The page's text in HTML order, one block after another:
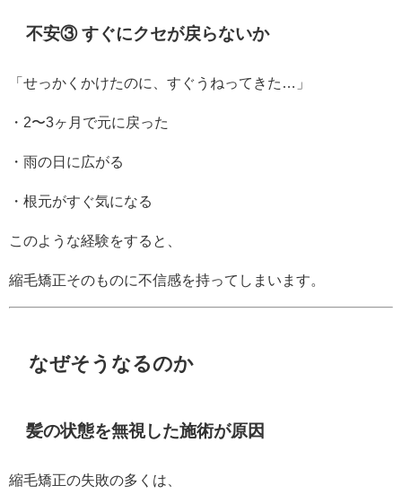
不安③ すぐにクセが戻らないか
「せっかくかけたのに、すぐうねってきた…」
・2〜3ヶ月で元に戻った
・雨の日に広がる
・根元がすぐ気になる
このような経験をすると、
縮毛矯正そのものに不信感を持ってしまいます。
なぜそうなるのか
髪の状態を無視した施術が原因
縮毛矯正の失敗の多くは、